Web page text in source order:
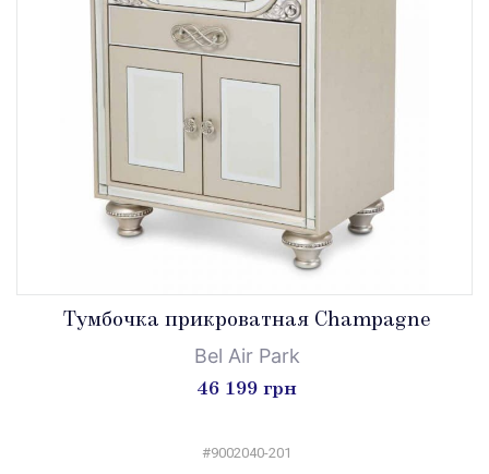
Тумбочка прикроватная Champagne
Bel Air Park
46 199 грн
#9002040-201